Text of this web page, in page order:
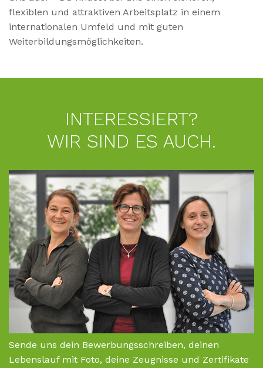
flexiblen und attraktiven Arbeitsplatz in einem
internationalen Umfeld und mit guten
Weiterbildungsmöglichkeiten.
INTERESSIERT?
WIR SIND ES AUCH.
Sende uns dein Bewerbungsschreiben, deinen
Lebenslauf mit Foto, deine Zeugnisse und Zertifikate